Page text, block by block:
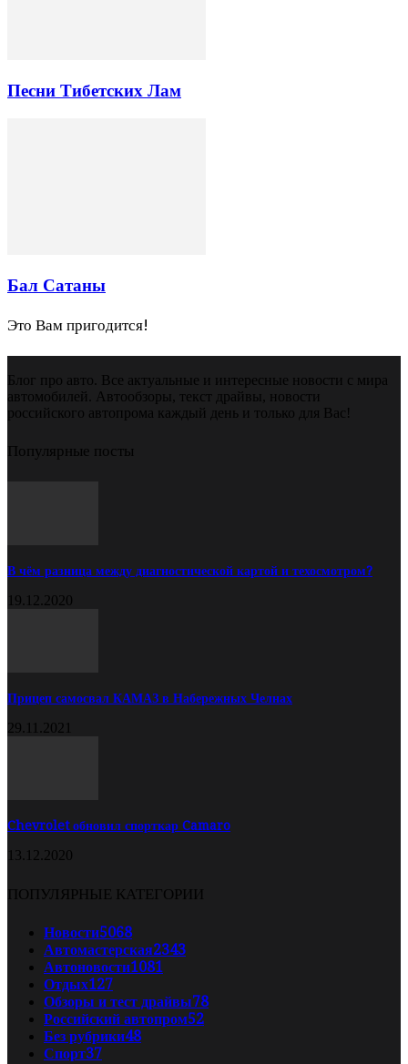
Песни Тибетских Лам
Бал Сатаны
Это Вам пригодится!
Блог про авто. Все актуальные и интересные новости с мира
автомобилей. Автообзоры, текст драйвы, новости
российского автопрома каждый день и только для Вас!
Популярные посты
В чём разница между диагностической картой и техосмотром?
19.12.2020
Прицеп самосвал КАМАЗ в Набережных Челнах
29.11.2021
Chevrolet обновил спорткар Camaro
13.12.2020
ПОПУЛЯРНЫЕ КАТЕГОРИИ
Новости5068
Автомастерская2343
Автоновости1081
Отдых127
Обзоры и тест драйвы78
Российский автопром52
Без рубрики48
Спорт37